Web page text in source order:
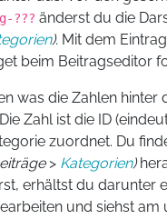
??? änderst du die
). Mit dem Eintrag
beim Beitragseditor
was die Zahlen hinter
Zahl ist die ID
zuordnet. Du
> Kategorien)
erhältst du darunter
und siehst am